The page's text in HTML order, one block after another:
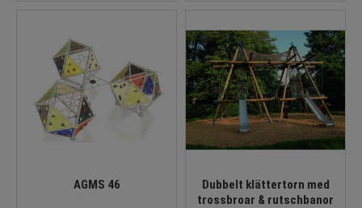
AGMS 46
Dubbelt klättertorn med
trossbroar & rutschbanor